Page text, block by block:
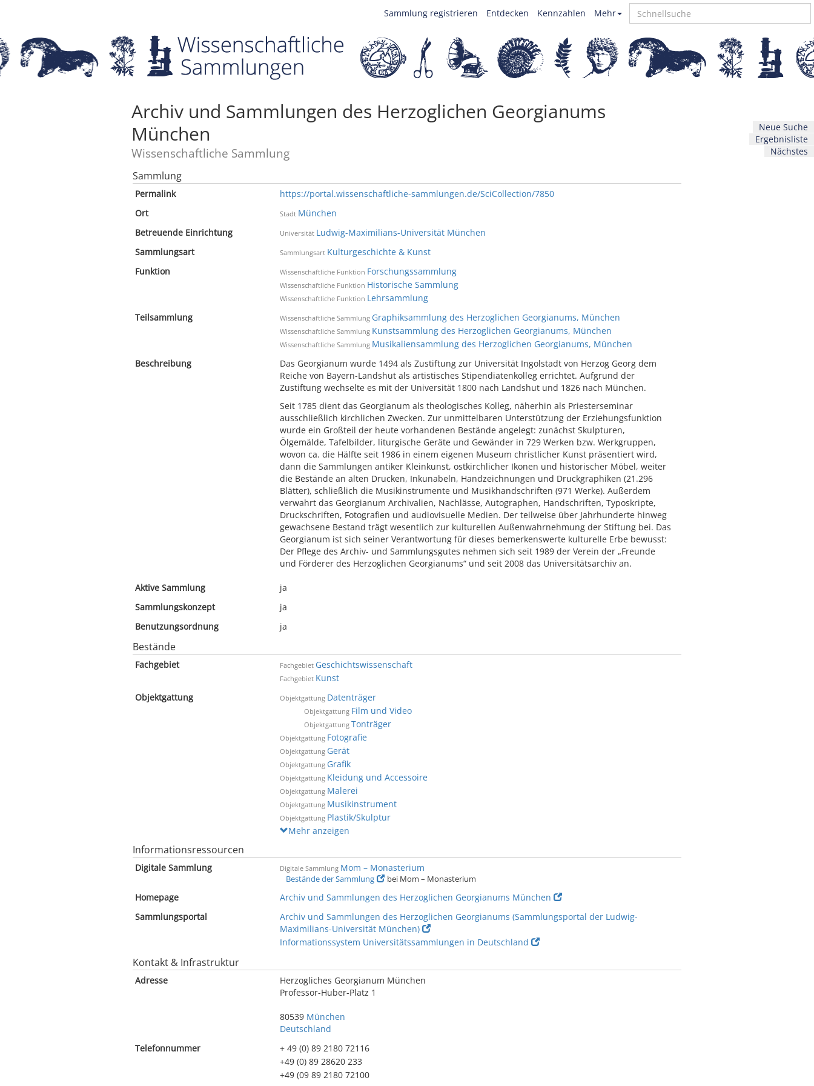
Mehr
Kennzahlen
Entdecken
Sammlung registrieren
Neue Suche
Ergebnisliste
Nächstes
Archiv und Sammlungen des Herzoglichen Georgianums
München
Wissenschaftliche Sammlung
Sammlung
Permalink
https://portal.wissenschaftliche-sammlungen.de/SciCollection/7850
Ort
Stadt München
Betreuende Einrichtung
Universität Ludwig-Maximilians-Universität München
Sammlungsart
Sammlungsart Kulturgeschichte & Kunst
Funktion
Wissenschaftliche Funktion Forschungssammlung
Wissenschaftliche Funktion Historische Sammlung
Wissenschaftliche Funktion Lehrsammlung
Teilsammlung
Wissenschaftliche Sammlung Graphiksammlung des Herzoglichen Georgianums, München
Wissenschaftliche Sammlung Kunstsammlung des Herzoglichen Georgianums, München
Wissenschaftliche Sammlung Musikaliensammlung des Herzoglichen Georgianums, München
Beschreibung
Das Georgianum wurde 1494 als Zustiftung zur Universität Ingolstadt von Herzog Georg dem
Reiche von Bayern-Landshut als artistisches Stipendiatenkolleg errichtet. Aufgrund der
Zustiftung wechselte es mit der Universität 1800 nach Landshut und 1826 nach München.
Seit 1785 dient das Georgianum als theologisches Kolleg, näherhin als Priesterseminar
ausschließlich kirchlichen Zwecken. Zur unmittelbaren Unterstützung der Erziehungsfunktion
wurde ein Großteil der heute vorhandenen Bestände angelegt: zunächst Skulpturen,
Ölgemälde, Tafelbilder, liturgische Geräte und Gewänder in 729 Werken bzw. Werkgruppen,
wovon ca. die Hälfte seit 1986 in einem eigenen Museum christlicher Kunst präsentiert wird,
dann die Sammlungen antiker Kleinkunst, ostkirchlicher Ikonen und historischer Möbel, weiter
die Bestände an alten Drucken, Inkunabeln, Handzeichnungen und Druckgraphiken (21.296
Blätter), schließlich die Musikinstrumente und Musikhandschriften (971 Werke). Außerdem
verwahrt das Georgianum Archivalien, Nachlässe, Autographen, Handschriften, Typoskripte,
Druckschriften, Fotografien und audiovisuelle Medien. Der teilweise über Jahrhunderte hinweg
gewachsene Bestand trägt wesentlich zur kulturellen Außenwahrnehmung der Stiftung bei. Das
Georgianum ist sich seiner Verantwortung für dieses bemerkenswerte kulturelle Erbe bewusst:
Der Pflege des Archiv- und Sammlungsgutes nehmen sich seit 1989 der Verein der „Freunde
und Förderer des Herzoglichen Georgianums“ und seit 2008 das Universitätsarchiv an.
Aktive Sammlung
ja
Sammlungskonzept
ja
Benutzungsordnung
ja
Bestände
Fachgebiet Fachgebiet Geschichtswissenschaft
Fachgebiet Kunst
Objektgattung
Objektgattung Datenträger
Objektgattung Film und Video
Objektgattung Tonträger
Objektgattung Fotografie
Objektgattung Gerät
Objektgattung Grafik
Objektgattung Kleidung und Accessoire
Objektgattung Malerei
Objektgattung Musikinstrument
Objektgattung Plastik/Skulptur
Mehr anzeigen
Informationsressourcen
Digitale Sammlung Digitale Sammlung Mom – Monasterium
Bestände der Sammlung bei Mom – Monasterium
Homepage
Archiv und Sammlungen des Herzoglichen Georgianums München
Sammlungsportal
Archiv und Sammlungen des Herzoglichen Georgianums (Sammlungsportal der Ludwig-
Maximilians-Universität München)
Informationssystem Universitätssammlungen in Deutschland
Kontakt & Infrastruktur
Adresse
Herzogliches Georgianum München
Professor-Huber-Platz 1
80539 München
Deutschland
Telefonnummer
+ 49 (0) 89 2180 72116
+49 (0) 89 28620 233
+49 (09 89 2180 72100